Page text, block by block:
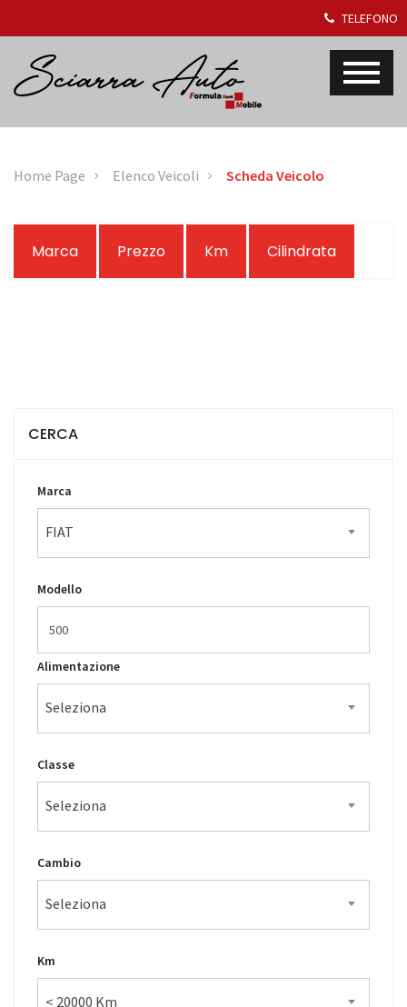
TELEFONO
Home Page Elenco Veicoli Scheda Veicolo
Marca Prezzo Km Cilindrata
CERCA
Marca
FIAT
Modello
Alimentazione
Seleziona
Classe
Seleziona
Cambio
Seleziona
Km
< 20000 Km